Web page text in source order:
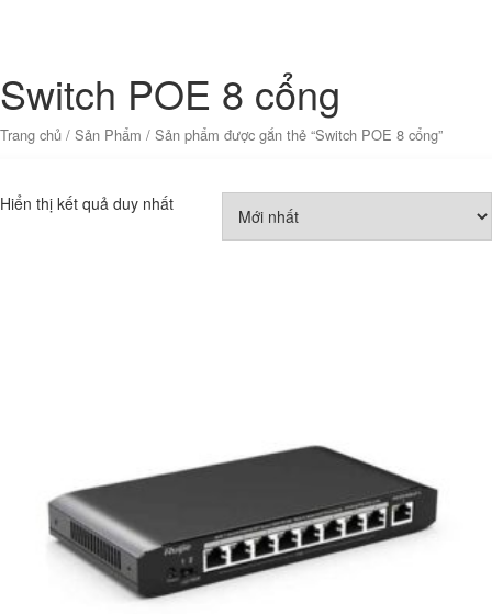
Switch POE 8 cổng
Trang chủ / Sản Phẩm / Sản phẩm được gắn thẻ “Switch POE 8 cổng”
Hiển thị kết quả duy nhất